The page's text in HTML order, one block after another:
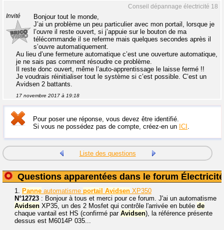
Conseil dépannage électricité 18
Invité
Bonjour tout le monde,
J’ai un problème un peu particulier avec mon portail, lorsque je
l’ouvre il reste ouvert, si j’appuie sur le bouton de ma
télécommande il se referme mais quelques secondes après il
s’ouvre automatiquement.
Au lieu d’une fermeture automatique c’est une ouverture automatique,
je ne sais pas comment résoudre ce problème.
Il reste donc ouvert, même l’auto-apprentissage le laisse fermé !!
Je voudrais réinitialiser tout le système si c’est possible. C’est un
Avidsen 2 battants.
17 novembre 2017 à 19:18
Pour poser une réponse, vous devez être identifié.
Si vous ne possédez pas de compte, créez-en un ICI .
Liste des questions
Questions apparentées dans le forum Électricité
1. Panne automatisme portail Avidsen XP350
N°12723 : Bonjour à tous et merci pour ce forum. J'ai un automatisme
Avidsen XP35, un des 2 Mosfet qui contrôle l'arrivée en butée de
chaque vantail est HS (confirmé par Avidsen), la référence présente
dessus est M6014P 035...